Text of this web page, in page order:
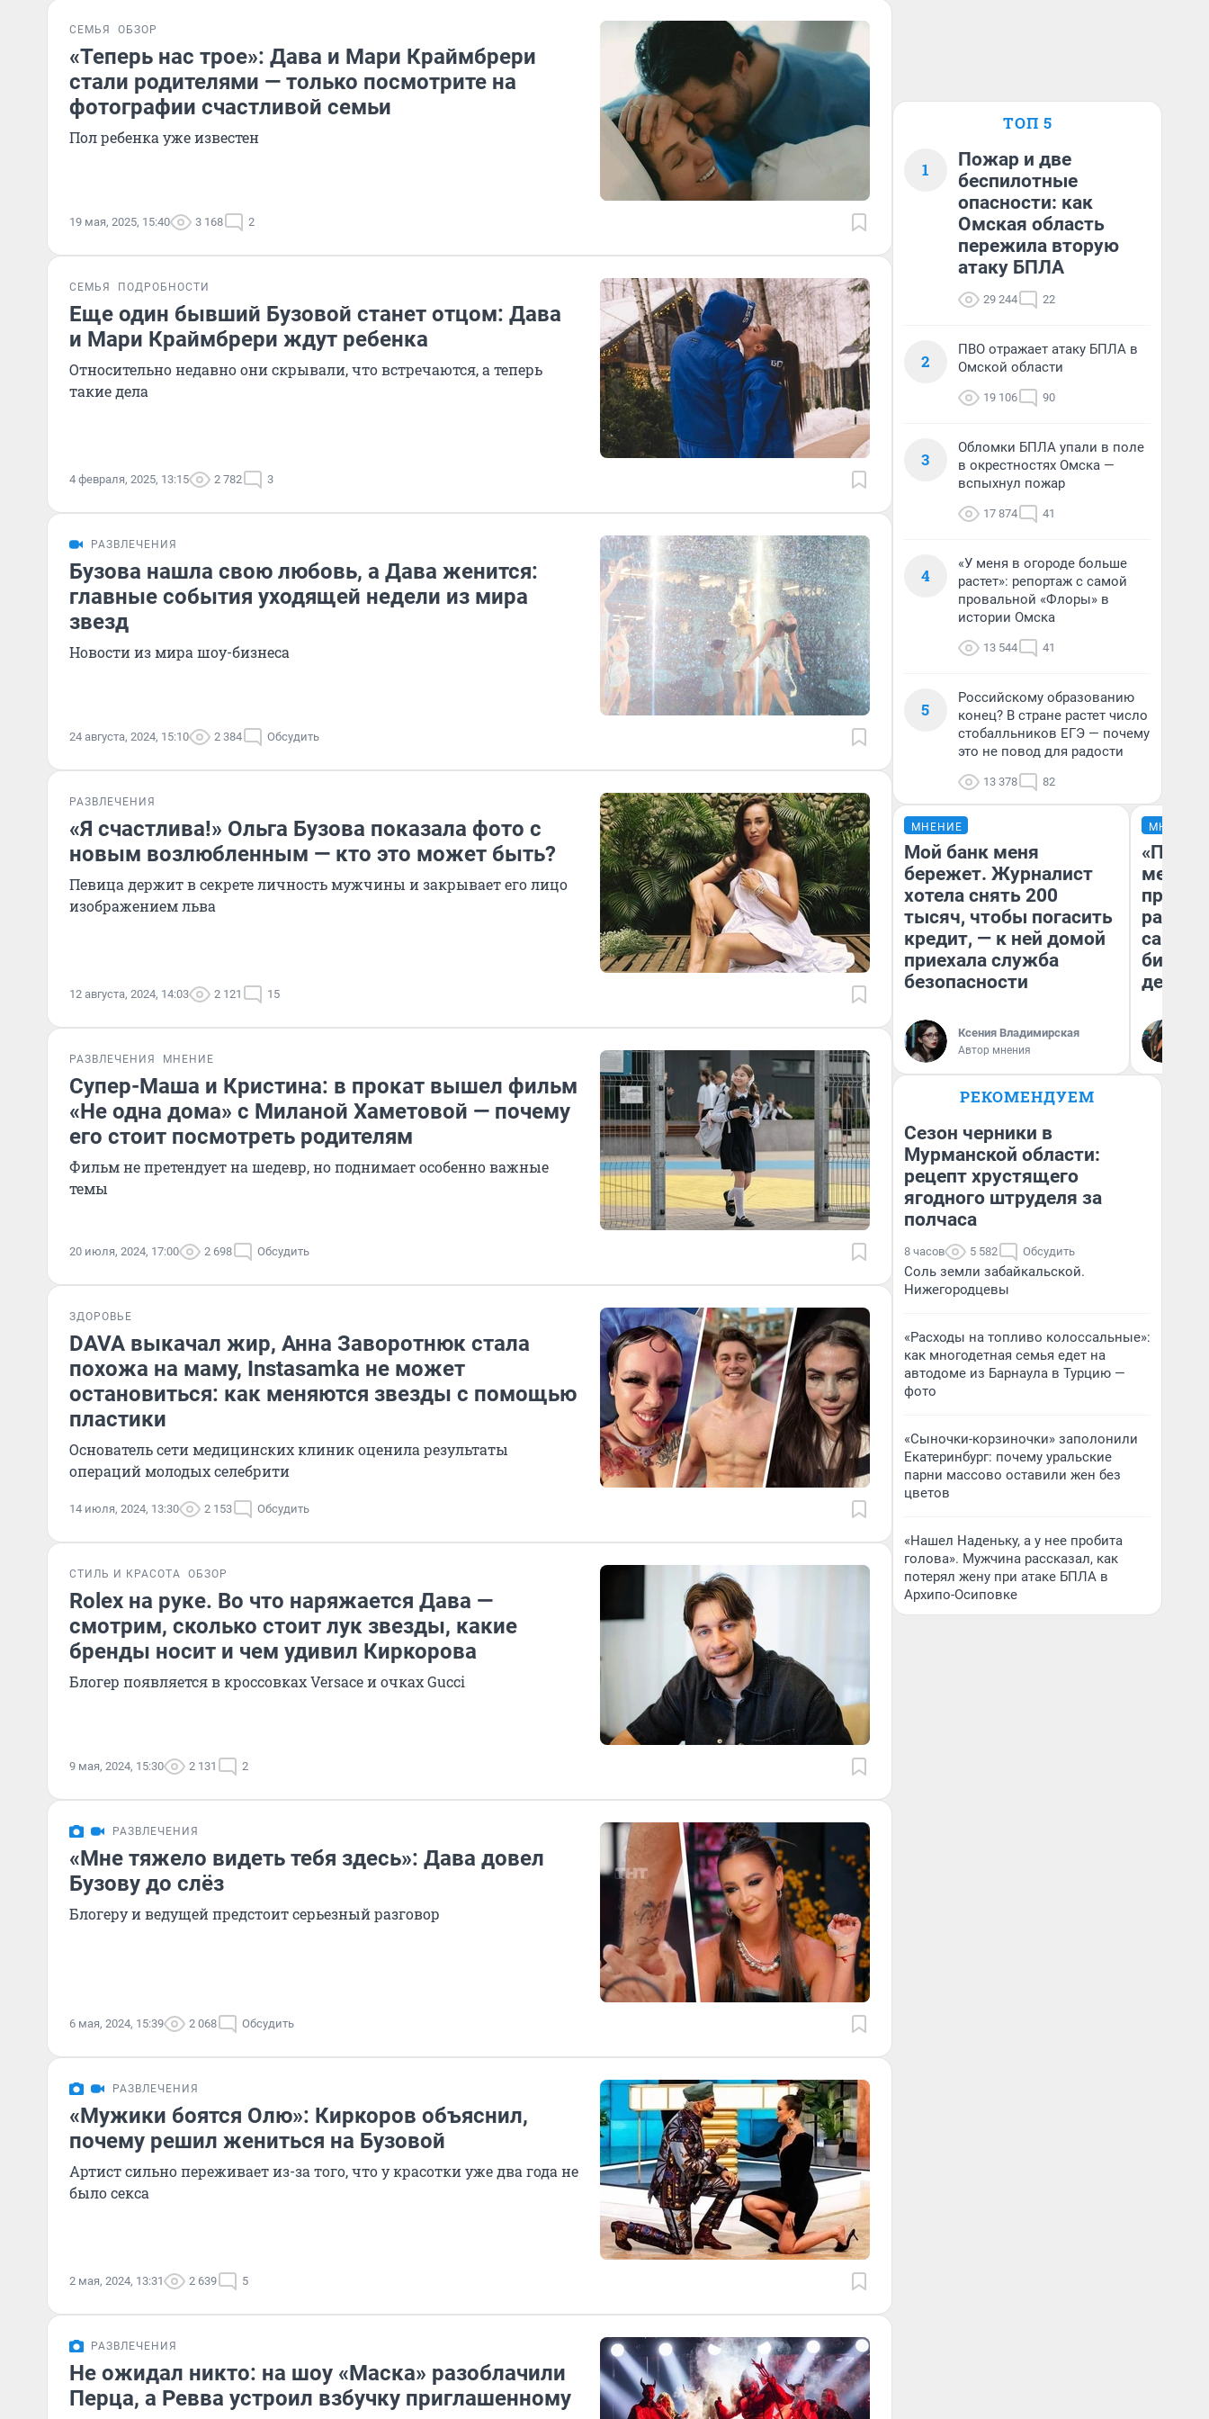
СЕМЬЯ ОБЗОР
«Теперь нас трое»: Дава и Мари Краймбрери
стали родителями — только посмотрите на
фотографии счастливой семьи
Пол ребенка уже известен
19 мая, 2025, 15:40 3 168 2
СЕМЬЯ ПОДРОБНОСТИ
Еще один бывший Бузовой станет отцом: Дава
и Мари Краймбрери ждут ребенка
Относительно недавно они скрывали, что встречаются, а теперь
такие дела
4 февраля, 2025, 13:15 2 782 3
РАЗВЛЕЧЕНИЯ
Бузова нашла свою любовь, а Дава женится:
главные события уходящей недели из мира
звезд
Новости из мира шоу-бизнеса
24 августа, 2024, 15:10 2 384 Обсудить
РАЗВЛЕЧЕНИЯ
«Я счастлива!» Ольга Бузова показала фото с
новым возлюбленным — кто это может быть?
Певица держит в секрете личность мужчины и закрывает его лицо
изображением льва
12 августа, 2024, 14:03 2 121 15
РАЗВЛЕЧЕНИЯ МНЕНИЕ
Супер-Маша и Кристина: в прокат вышел фильм
«Не одна дома» с Миланой Хаметовой — почему
его стоит посмотреть родителям
Фильм не претендует на шедевр, но поднимает особенно важные
темы
20 июля, 2024, 17:00 2 698 Обсудить
ЗДОРОВЬЕ
DAVA выкачал жир, Анна Заворотнюк стала
похожа на маму, Instasamka не может
остановиться: как меняются звезды с помощью
пластики
Основатель сети медицинских клиник оценила результаты
операций молодых селебрити
14 июля, 2024, 13:30 2 153 Обсудить
СТИЛЬ И КРАСОТА ОБЗОР
Rolex на руке. Во что наряжается Дава —
смотрим, сколько стоит лук звезды, какие
бренды носит и чем удивил Киркорова
Блогер появляется в кроссовках Versace и очках Gucci
9 мая, 2024, 15:30 2 131 2
РАЗВЛЕЧЕНИЯ
«Мне тяжело видеть тебя здесь»: Дава довел
Бузову до слёз
Блогеру и ведущей предстоит серьезный разговор
6 мая, 2024, 15:39 2 068 Обсудить
РАЗВЛЕЧЕНИЯ
«Мужики боятся Олю»: Киркоров объяснил,
почему решил жениться на Бузовой
Артист сильно переживает из-за того, что у красотки уже два года не
было секса
2 мая, 2024, 13:31 2 639 5
РАЗВЛЕЧЕНИЯ
Не ожидал никто: на шоу «Маска» разоблачили
Перца, а Ревва устроил взбучку приглашенному
ТОП 5
1
Пожар и две
беспилотные
опасности: как
Омская область
пережила вторую
атаку БПЛА
29 244 22
2
ПВО отражает атаку БПЛА в
Омской области
19 106 90
3
Обломки БПЛА упали в поле
в окрестностях Омска —
вспыхнул пожар
17 874 41
4
«У меня в огороде больше
растет»: репортаж с самой
провальной «Флоры» в
истории Омска
13 544 41
5
Российскому образованию
конец? В стране растет число
стобалльников ЕГЭ — почему
это не повод для радости
13 378 82
МНЕНИЕ
Мой банк меня
бережет. Журналист
хотела снять 200
тысяч, чтобы погасить
кредит, — к ней домой
приехала служба
безопасности
Ксения Владимирская
Автор мнения
МНЕНИЕ
самом
РЕКОМЕНДУЕМ
Сезон черники в
Мурманской области:
рецепт хрустящего
ягодного штруделя за
полчаса
8 часов 5 582 Обсудить
Соль земли забайкальской.
Нижегородцевы
«Расходы на топливо колоссальные»:
как многодетная семья едет на
автодоме из Барнаула в Турцию —
фото
«Сыночки-корзиночки» заполонили
Екатеринбург: почему уральские
парни массово оставили жен без
цветов
«Нашел Наденьку, а у нее пробита
голова». Мужчина рассказал, как
потерял жену при атаке БПЛА в
Архипо-Осиповке